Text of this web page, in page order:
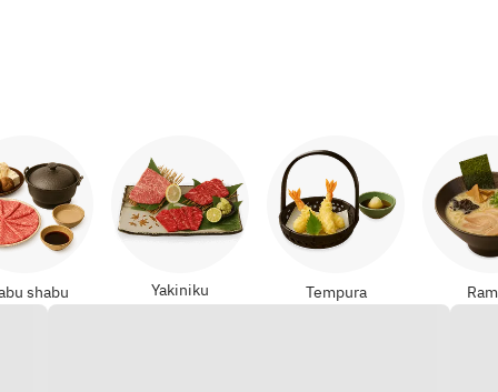
shabu Yakiniku Tempura